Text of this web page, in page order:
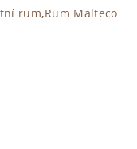
rum,Rum Malteco